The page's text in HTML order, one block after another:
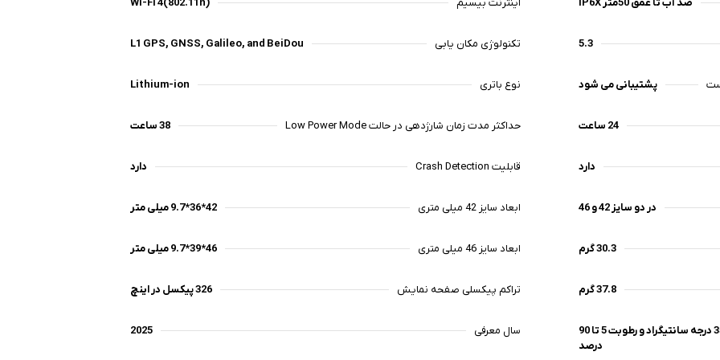
اورژانس.
نکته مهم : سنسور غلظت اکسیژن خون در اپل واچ در ایران فعال نیست. همچنین در صورت داشتن Apple id آمریکا نیز قادر به فعال‌سازی آن نیستید؛ زیرا اطلاعات GPS و اپراتور
IP6X ضد آب تا عمق 50متر اینترنت بیسیم Wi-Fi 4(802.11n)
5.3 تکنولوژی مکان یابی L1 GPS, GNSS, Galileo, and BeiDou
پشتیبانی می شود نوع باتری Lithium-ion
24 ساعت حداکثر مدت زمان شارژدهی در حالت Low Power Mode 38 ساعت
دارد قابلیت Crash Detection دارد
در دو سایز 42 و 46 ابعاد سایز 42 میلی متری 42*36*9.7 میلی متر
30.3 گرم ابعاد سایز 46 میلی متری 46*39*9.7 میلی متر
37.8 گرم تراکم پیکسلی صفحه نمایش 326 پیکسل در اینچ
دمای 0 تا 35 درجه سانتیگراد و رطوبت 5 تا 90
درصد
سال معرفی 2025